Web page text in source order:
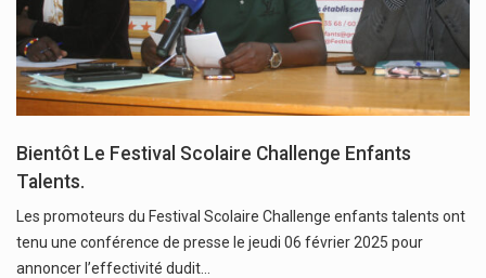
Bientôt Le Festival Scolaire Challenge Enfants
Talents.
Les promoteurs du Festival Scolaire Challenge enfants talents ont
tenu une conférence de presse le jeudi 06 février 2025 pour
annoncer l’effectivité dudit…